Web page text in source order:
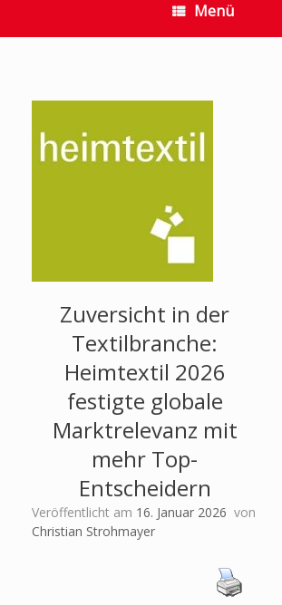
Menü
Zuversicht in der
Textilbranche:
Heimtextil 2026
festigte globale
Marktrelevanz mit
mehr Top-
Entscheidern
Veröffentlicht am 16. Januar 2026 von
Christian Strohmayer